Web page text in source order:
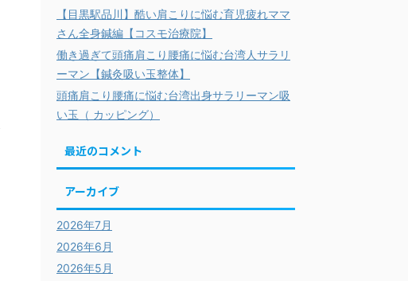
【目黒駅品川】酷い肩こりに悩む育児疲れママ
さん全身鍼編【コスモ治療院】
働き過ぎて頭痛肩こり腰痛に悩む台湾人サラリ
ーマン【鍼灸吸い玉整体】
頭痛肩こり腰痛に悩む台湾出身サラリーマン吸
い玉（ カッピング）
最近のコメント
アーカイブ
2026年7月
2026年6月
2026年5月